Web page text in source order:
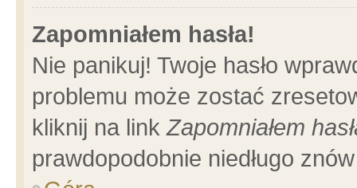
Zapomniałem hasła!
Nie panikuj! Twoje hasło
problemu może zostać
kliknij na linkZapomniałem
prawdopodobnie niedługo